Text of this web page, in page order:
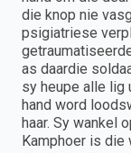
die knop nie
psigiatriese
as daardie
sy heupe alle lig
hand word
haar. Sy wankel
Kamphoer is die